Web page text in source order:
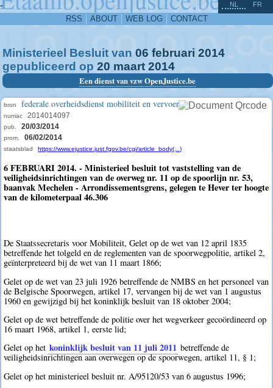
-
RSS ABOUT WEB LOG CONTACT
NL FR
Ministerieel Besluit van 06 februari 2014
gepubliceerd op 20 maart 2014
Een dienst van vzw OpenJustice.be
bron federale overheidsdienst mobiliteit en vervoer
numac 2014014097
pub. 20/03/2014
prom. 06/02/2014
staatsblad https://www.ejustice.just.fgov.be/cgi/article_body(...)
6 FEBRUARI 2014. - Ministerieel besluit tot vaststelling van de
veiligheidsinrichtingen van de overweg nr. 11 op de spoorlijn nr. 53,
baanvak Mechelen - Arrondissementsgrens, gelegen te Hever ter hoogte
van de kilometerpaal 46.306
De Staatssecretaris voor Mobiliteit, Gelet op de wet van 12 april 1835
betreffende het tolgeld en de reglementen van de spoorwegpolitie, artikel 2,
geïnterpreteerd bij de wet van 11 maart 1866;
Gelet op de wet van 23 juli 1926 betreffende de NMBS en het personeel van
de Belgische Spoorwegen, artikel 17, vervangen bij de wet van 1 augustus
1960 en gewijzigd bij het koninklijk besluit van 18 oktober 2004;
Gelet op de wet betreffende de politie over het wegverkeer gecoördineerd op
16 maart 1968, artikel 1, eerste lid;
Gelet op het koninklijk besluit van 11 juli 2011 betreffende de
veiligheidsinrichtingen aan overwegen op de spoorwegen, artikel 11, § 1;
Gelet op het ministerieel besluit nr. A/95120/53 van 6 augustus 1996;
^